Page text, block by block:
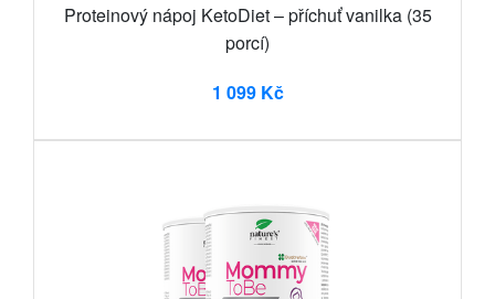
Proteinový nápoj KetoDiet – příchuť vanilka (35
porcí)
1 099 Kč